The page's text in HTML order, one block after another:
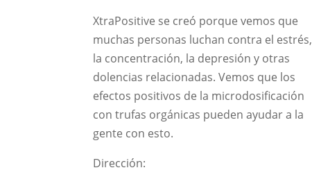
XtraPositive se creó porque vemos que
muchas personas luchan contra el estrés,
la concentración, la depresión y otras
dolencias relacionadas. Vemos que los
efectos positivos de la microdosificación
con trufas orgánicas pueden ayudar a la
gente con esto.
Dirección: